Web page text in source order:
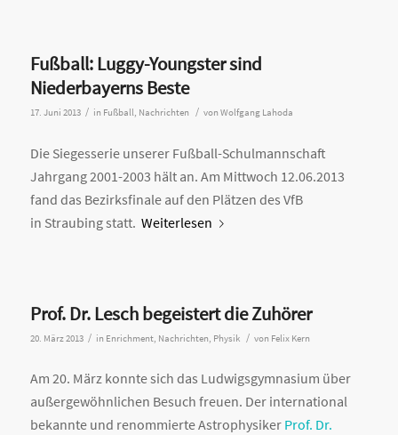
Fußball: Luggy-Youngster sind
Niederbayerns Beste
17. Juni 2013 / in Fußball, Nachrichten / von Wolfgang Lahoda
Die Siegesserie unserer Fußball-Schulmannschaft
Jahrgang 2001-2003 hält an. Am Mittwoch 12.06.2013
fand das Bezirksfinale auf den Plätzen des VfB
in Straubing statt. Weiterlesen
Prof. Dr. Lesch begeistert die Zuhörer
20. März 2013 / in Enrichment, Nachrichten, Physik / von Felix Kern
Am 20. März konnte sich das Ludwigsgymnasium über
außergewöhnlichen Besuch freuen. Der international
bekannte und renommierte Astrophysiker Prof. Dr.